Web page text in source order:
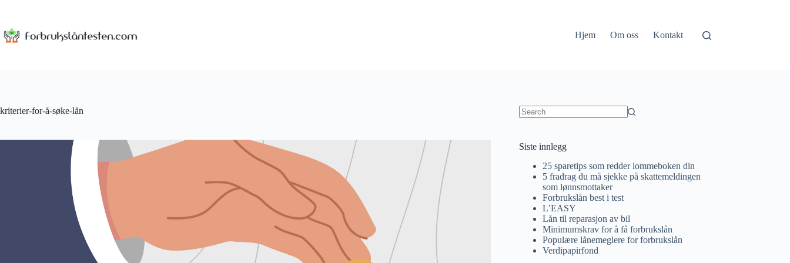
content
Hjem
Om oss Kontakt
kriterier-for-å-søke-lån
Siste innlegg
25 sparetips som redder lommeboken din
5 fradrag du må sjekke på skattemeldingen
som lønnsmottaker
Forbrukslån best i test
L’EASY
Lån til reparasjon av bil
Minimumskrav for å få forbrukslån
Populære lånemeglere for forbrukslån
Verdipapirfond